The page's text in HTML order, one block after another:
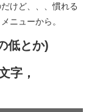
けど、、、慣れる
ニューから。
低とか)
字，